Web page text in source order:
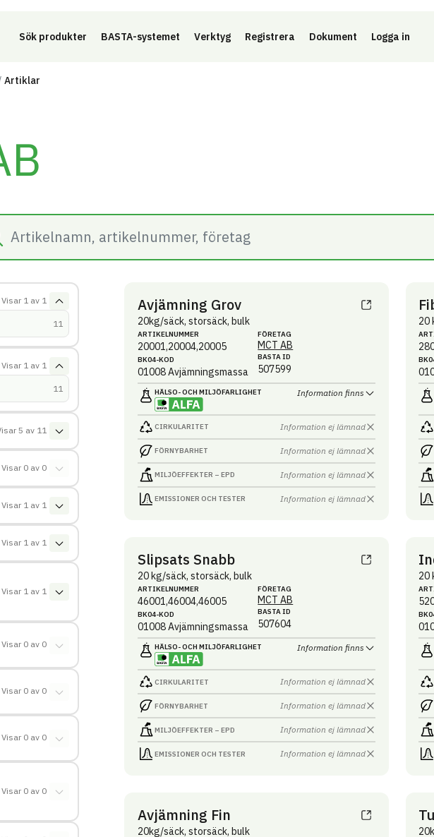
Sök produkter BASTA-systemet Verktyg Registrera Dokument Logga in
Artiklar
Visar 1 av 1
(11
Visar 1 av 1
(11
5 av 11
Visar 0 av 0
Visar 1 av 1
Visar 1 av 1
Visar 1 av 1
Visar 0 av 0
Visar 0 av 0
Visar 0 av 0
Visar 0 av 0
Avjämning Grov
20kg/säck, storsäck, bulk
ARTIKEL­NUMMER
20001,20004,20005
BK04-KOD
01008Avjämningsmassa
FÖRETAG
MCT AB
BASTA ID
507599
HÄLSO- OCH MILJÖ­FARLIGHET Information finns
CIRKULARITET Information ej lämnad
FÖRNYBARHET Information ej lämnad
MILJÖEFFEKTER – EPD Information ej lämnad
EMISSIONER OCH TESTER Information ej lämnad
20
Slipsats Snabb
20 kg/säck, storsäck, bulk
ARTIKEL­NUMMER
46001,46004,46005
BK04-KOD
01008Avjämningsmassa
FÖRETAG
MCT AB
BASTA ID
507604
HÄLSO- OCH MILJÖ­FARLIGHET Information finns
CIRKULARITET Information ej lämnad
FÖRNYBARHET Information ej lämnad
MILJÖEFFEKTER – EPD Information ej lämnad
EMISSIONER OCH TESTER Information ej lämnad
20
Avjämning Fin
20kg/säck, storsäck, bulk